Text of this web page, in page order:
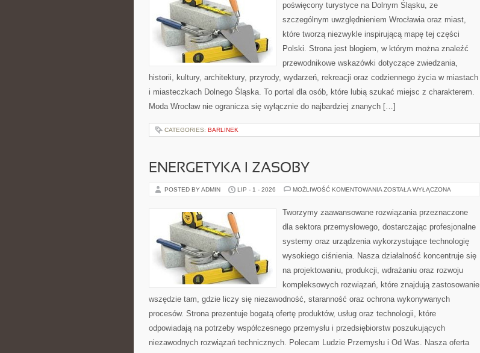
poświęcony turystyce na Dolnym Śląsku, ze
szczególnym uwzględnieniem Wrocławia oraz miast,
które tworzą niezwykle inspirującą mapę tej części
Polski. Strona jest blogiem, w którym można znaleźć
przewodnikowe wskazówki dotyczące zwiedzania,
historii, kultury, architektury, przyrody, wydarzeń, rekreacji oraz codziennego życia w miastach
i miasteczkach Dolnego Śląska. To portal dla osób, które lubią szukać miejsc z charakterem.
Moda Wrocław nie ogranicza się wyłącznie do najbardziej znanych […]
CATEGORIES: BARLINEK
ENERGETYKA I ZASOBY
POSTED BY ADMIN LIP - 1 - 2026 MOŻLIWOŚĆ KOMENTOWANIA ENERGETYKA
ZOSTAŁA WYŁĄCZONA
Tworzymy zaawansowane rozwiązania przeznaczone
dla sektora przemysłowego, dostarczając profesjonalne
systemy oraz urządzenia wykorzystujące technologię
wysokiego ciśnienia. Nasza działalność koncentruje się
na projektowaniu, produkcji, wdrażaniu oraz rozwoju
kompleksowych rozwiązań, które znajdują zastosowanie
wszędzie tam, gdzie liczy się niezawodność, staranność oraz ochrona wykonywanych
procesów. Strona prezentuje bogatą ofertę produktów, usług oraz technologii, które
odpowiadają na potrzeby współczesnego przemysłu i przedsiębiorstw poszukujących
niezawodnych rozwiązań technicznych. Polecam Ludzie Przemysłu i Od Was. Nasza oferta